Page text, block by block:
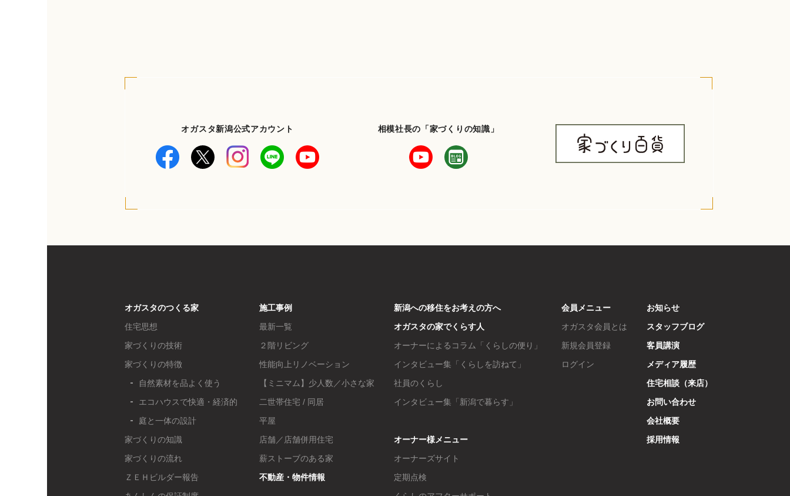
オガスタ新潟公式アカウント 相模社長の「家づくりの知識」
オガスタのつくる家
住宅思想
家づくりの技術
家づくりの特徴
自然素材を品よく使う
エコハウスで快適・経済的
庭と一体の設計
家づくりの知識
家づくりの流れ
ＺＥＨビルダー報告
施工事例
最新一覧
２階リビング
性能向上リノベーション
【ミニマム】少人数／小さな家
二世帯住宅 / 同居
平屋
店舗／店舗併用住宅
薪ストーブのある家
不動産・物件情報
新潟への移住をお考えの方へ
オガスタの家でくらす人
オーナーによるコラム「くらしの便り」
インタビュー集「くらしを訪ねて」
社員のくらし
インタビュー集「新潟で暮らす」
オーナー様メニュー
オーナーズサイト
定期点検
会員メニュー
オガスタ会員とは
新規会員登録
ログイン
お知らせ
スタッフブログ
客員講演
メディア履歴
住宅相談（来店）
お問い合わせ
会社概要
採用情報